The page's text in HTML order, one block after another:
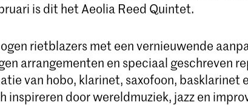
is dit het Aeolia Reed Quintet.
rietblazers met een vernieuwende
arrangementen en speciaal geschreven
van hobo, klarinet, saxofoon, basklarinet
inspireren door wereldmuziek, jazz en